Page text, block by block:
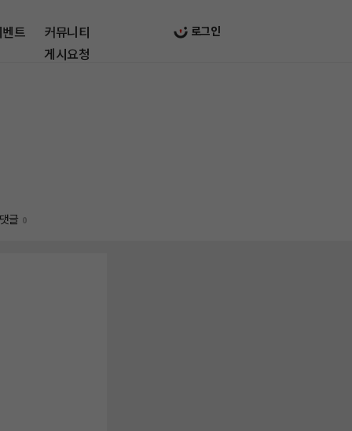
로그인
트
커뮤니티
게시요청
글 0